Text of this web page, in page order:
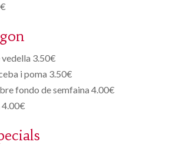
3.50€
i poma 3.50€
fondo de semfaina 4.00€
4.00€